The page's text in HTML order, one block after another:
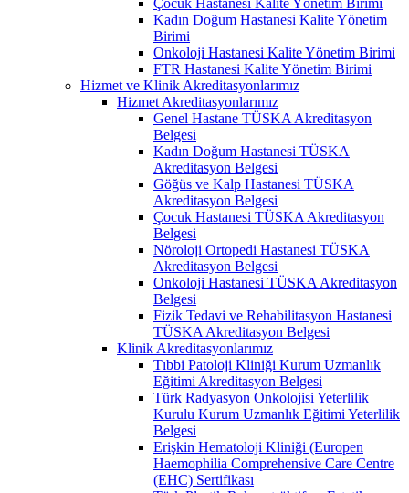
Kadın Doğum Hastanesi Kalite Yönetim
Birimi
Onkoloji Hastanesi Kalite Yönetim Birimi
FTR Hastanesi Kalite Yönetim Birimi
Hizmet ve Klinik Akreditasyonlarımız
Hizmet Akreditasyonlarımız
Genel Hastane TÜSKA Akreditasyon
Belgesi
Kadın Doğum Hastanesi TÜSKA
Akreditasyon Belgesi
Göğüs ve Kalp Hastanesi TÜSKA
Akreditasyon Belgesi
Çocuk Hastanesi TÜSKA Akreditasyon
Belgesi
Nöroloji Ortopedi Hastanesi TÜSKA
Akreditasyon Belgesi
Onkoloji Hastanesi TÜSKA Akreditasyon
Belgesi
Fizik Tedavi ve Rehabilitasyon Hastanesi
TÜSKA Akreditasyon Belgesi
Klinik Akreditasyonlarımız
Tıbbi Patoloji Kliniği Kurum Uzmanlık
Eğitimi Akreditasyon Belgesi
Türk Radyasyon Onkolojisi Yeterlilik
Kurulu Kurum Uzmanlık Eğitimi Yeterlilik
Belgesi
Erişkin Hematoloji Kliniği (Europen
Haemophilia Comprehensive Care Centre
(EHC) Sertifikası